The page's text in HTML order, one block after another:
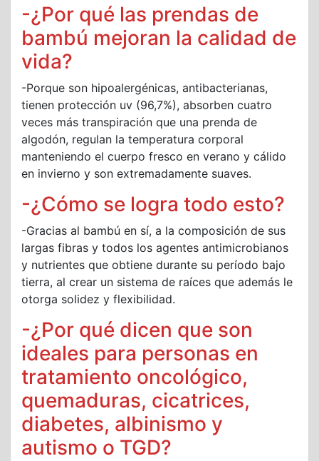
-¿Por qué las prendas de
bambú mejoran la calidad de
vida?
-Porque son hipoalergénicas, antibacterianas,
tienen protección uv (96,7%), absorben cuatro
veces más transpiración que una prenda de
algodón, regulan la temperatura corporal
manteniendo el cuerpo fresco en verano y cálido
en invierno y son extremadamente suaves.
-¿Cómo se logra todo esto?
-Gracias al bambú en sí, a la composición de sus
largas fibras y todos los agentes antimicrobianos
y nutrientes que obtiene durante su período bajo
tierra, al crear un sistema de raíces que además le
otorga solidez y flexibilidad.
-¿Por qué dicen que son
ideales para personas en
tratamiento oncológico,
quemaduras, cicatrices,
diabetes, albinismo y
autismo o TGD?